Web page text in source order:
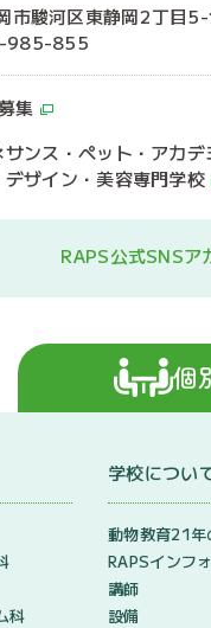
駿河区東静岡2丁目
985-855
集
ンス・ペット・アカデ
ザイン・美容専門学校
RAPS公式SNSア
個
科
学校につい
動物教育21年
RAPSインフ
講師
設備